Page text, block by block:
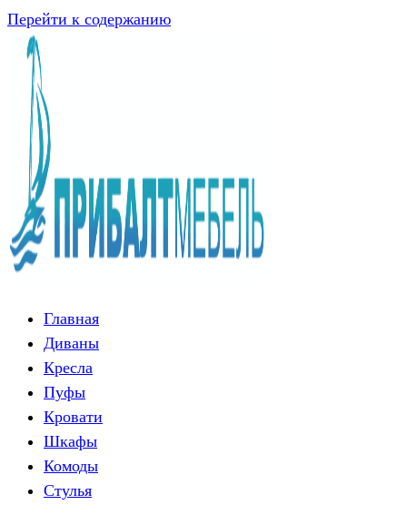
Перейти к содержанию
Главная
Диваны
Кресла
Пуфы
Кровати
Шкафы
Комоды
Стулья